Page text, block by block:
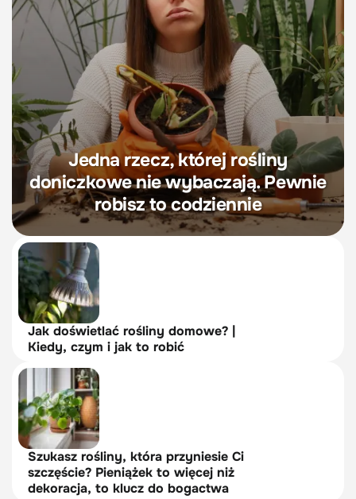
Jedna rzecz, której rośliny
doniczkowe nie wybaczają. Pewnie
robisz to codziennie
Jak doświetlać rośliny domowe? |
Kiedy, czym i jak to robić
Szukasz rośliny, która przyniesie Ci
szczęście? Pieniążek to więcej niż
dekoracja, to klucz do bogactwa